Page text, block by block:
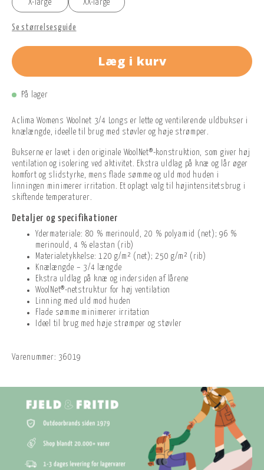
X-large XX-large
Se størrelsesguide
Læg i kurv
På lager
Aclima Womens Woolnet 3/4 Longs er lette og ventilerende uldbukser i
knælængde, ideelle til brug med støvler og høje strømper.
Bukserne er lavet i den originale WoolNet®-konstruktion, som giver høj
ventilation og isolering ved aktivitet. Ekstra uldlag på knæ og lår øger
komfort og slidstyrke, mens flade sømme og uld mod huden i
linningen minimerer irritation. Et oplagt valg til højintensitetsbrug i
skiftende temperaturer.
Detaljer og specifikationer
Ydermateriale: 80 % merinould, 20 % polyamid (net); 96 %
merinould, 4 % elastan (rib)
Materialetykkelse: 120 g/m² (net); 250 g/m² (rib)
Knælængde – 3/4 længde
Ekstra uldlag på knæ og indersiden af lårene
WoolNet®-netstruktur for høj ventilation
Linning med uld mod huden
Flade sømme minimerer irritation
Ideel til brug med høje strømper og støvler
Varenummer: 36019